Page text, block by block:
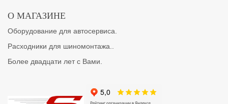
О МАГАЗИНЕ
Оборудование для автосервиса.
Расходники для шиномонтажа..
Более двадцати лет с Вами.